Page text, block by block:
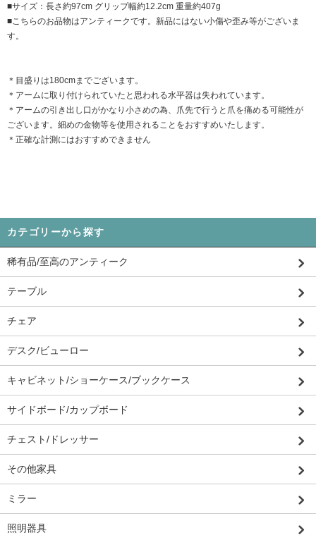
■サイズ：長さ約97cm グリップ幅約12.2cm 重量約407g
■こちらのお品物はアンティークです。新品にはない小傷や歪み等がございま
す。
＊目盛りは180cmまでございます。
＊アームに取り付けられていたと思われる水平器は失われています。
＊アームの引き出し口がかなり小さめの為、爪先で行うと爪を痛める可能性が
ございます。細めの金物等を使用されることをおすすめいたします。
＊正確な計測にはおすすめできません
カテゴリーから探す
稀有品/至高のアンティーク
テーブル
チェア
デスク/ビューロー
キャビネット/ショーケース/ブックケース
サイドボード/カップボード
チェスト/ドレッサー
その他家具
ミラー
照明器具